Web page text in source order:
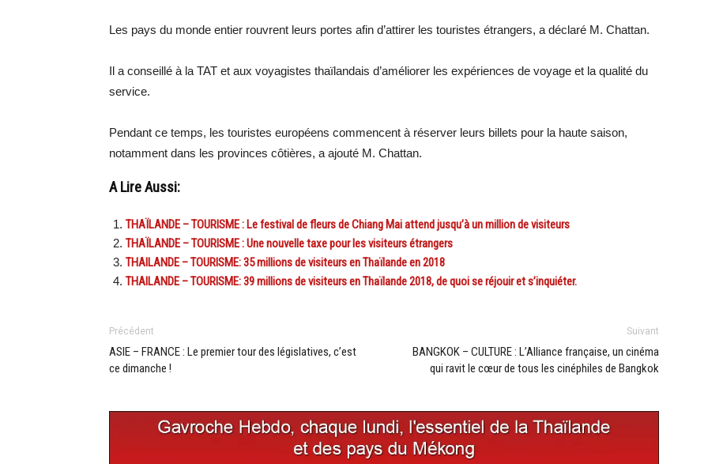
Les pays du monde entier rouvrent leurs portes afin d’attirer les touristes étrangers, a déclaré M. Chattan.
Il a conseillé à la TAT et aux voyagistes thaïlandais d’améliorer les expériences de voyage et la qualité du
service.
Pendant ce temps, les touristes européens commencent à réserver leurs billets pour la haute saison,
notamment dans les provinces côtières, a ajouté M. Chattan.
A Lire Aussi:
THAÏLANDE – TOURISME : Le festival de fleurs de Chiang Mai attend jusqu’à un million de visiteurs
THAÏLANDE – TOURISME : Une nouvelle taxe pour les visiteurs étrangers
THAILANDE – TOURISME: 35 millions de visiteurs en Thaïlande en 2018
THAILANDE – TOURISME: 39 millions de visiteurs en Thaïlande 2018, de quoi se réjouir et s’inquiéter.
Précédent
ASIE – FRANCE : Le premier tour des législatives, c’est
ce dimanche !
Suivant
BANGKOK – CULTURE : L’Alliance française, un cinéma
qui ravit le cœur de tous les cinéphiles de Bangkok